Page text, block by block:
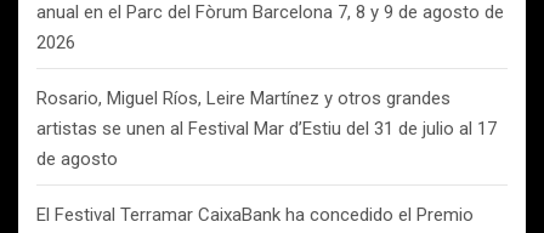
anual en el Parc del Fòrum Barcelona 7, 8 y 9 de agosto de
2026
Rosario, Miguel Ríos, Leire Martínez y otros grandes
artistas se unen al Festival Mar d’Estiu del 31 de julio al 17
de agosto
El Festival Terramar CaixaBank ha concedido el Premio